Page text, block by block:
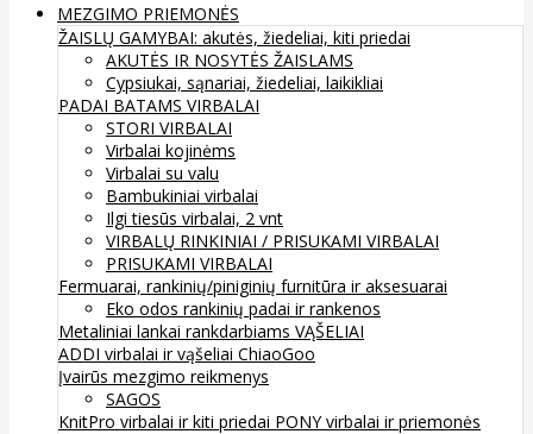
MEZGIMO PRIEMONĖS
ŽAISLŲ GAMYBAI: akutės, žiedeliai, kiti priedai
AKUTĖS IR NOSYTĖS ŽAISLAMS
Cypsiukai, sąnariai, žiedeliai, laikikliai
PADAI BATAMS VIRBALAI
STORI VIRBALAI
Virbalai kojinėms
Virbalai su valu
Bambukiniai virbalai
Ilgi tiesūs virbalai, 2 vnt
VIRBALŲ RINKINIAI / PRISUKAMI VIRBALAI
PRISUKAMI VIRBALAI
Fermuarai, rankinių/piniginių furnitūra ir aksesuarai
Eko odos rankinių padai ir rankenos
Metaliniai lankai rankdarbiams VĄŠELIAI
ADDI virbalai ir vąšeliai ChiaoGoo
Įvairūs mezgimo reikmenys
SAGOS
KnitPro virbalai ir kiti priedai PONY virbalai ir priemonės